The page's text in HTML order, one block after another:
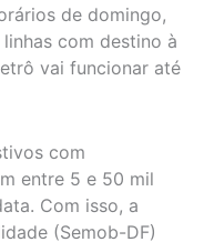
de domingo,
com destino à
vai funcionar até
com
entre 5 e 50 mil
Com isso, a
(Semob-DF)